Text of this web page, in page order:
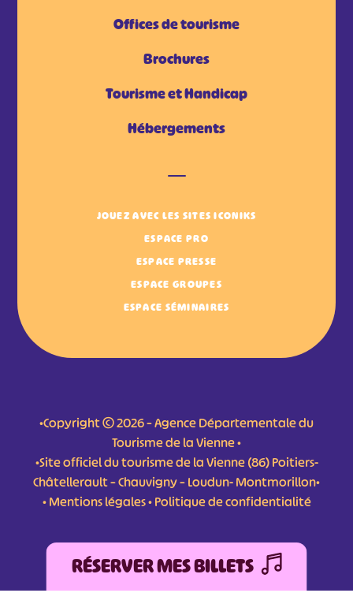
Offices de tourisme
Brochures
Tourisme et Handicap
Hébergements
JOUEZ AVEC LES SITES ICONIKS
ESPACE PRO
ESPACE PRESSE
ESPACE GROUPES
ESPACE SÉMINAIRES
•Copyright © 2026 – Agence Départementale du
Tourisme de la Vienne •
•Site officiel du tourisme de la Vienne (86) Poitiers-
Châtellerault – Chauvigny – Loudun- Montmorillon•
•Mentions légales•Politique de confidentialité
RÉSERVER MES BILLETS